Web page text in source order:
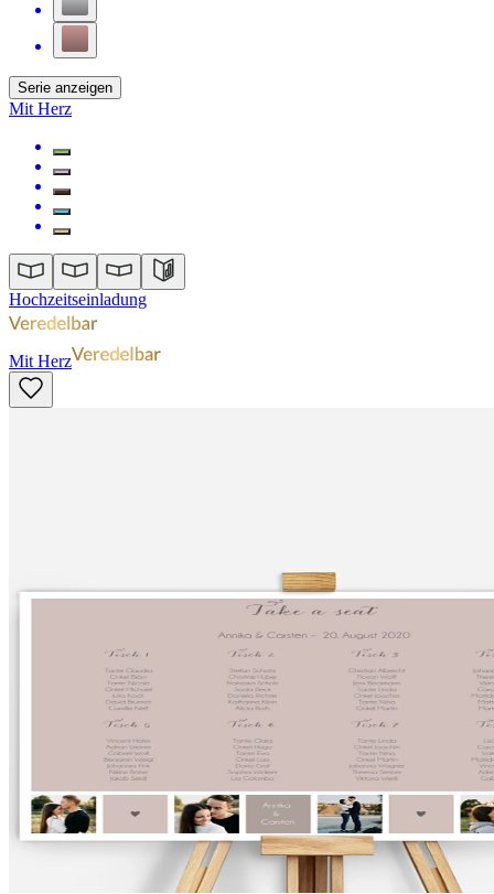
Serie anzeigen
Mit Herz
Hochzeitseinladung
Mit Herz